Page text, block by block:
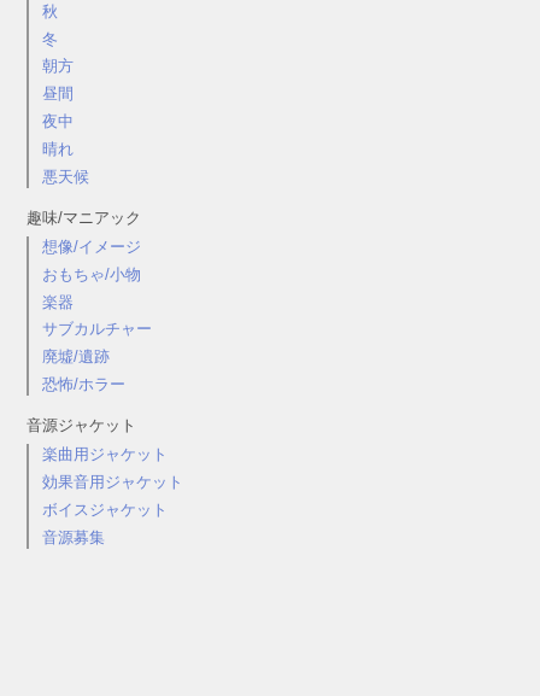
秋
冬
朝方
昼間
夜中
晴れ
悪天候
趣味/マニアック
想像/イメージ
おもちゃ/小物
楽器
サブカルチャー
廃墟/遺跡
恐怖/ホラー
音源ジャケット
楽曲用ジャケット
効果音用ジャケット
ボイスジャケット
音源募集